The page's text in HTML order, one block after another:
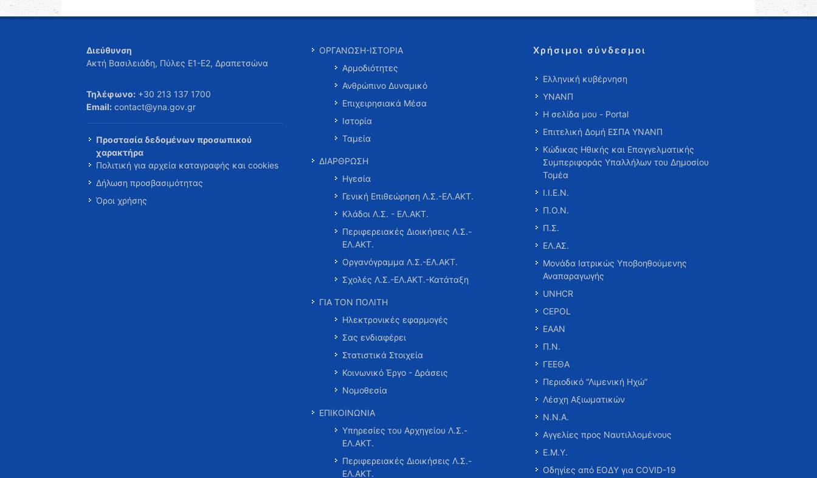
Διεύθυνση
Ακτή Βασιλειάδη, Πύλες Ε1-Ε2, Δραπετσώνα
Τηλέφωνο: +30 213 137 1700
Email: contact@yna.gov.gr
Προστασία δεδομένων προσωπικού
χαρακτήρα
Πολιτική για αρχεία καταγραφής και cookies
Δήλωση προσβασιμότητας
Όροι χρήσης
ΟΡΓΑΝΩΣΗ-ΙΣΤΟΡΙΑ
Αρμοδιότητες
Ανθρώπινο Δυναμικό
Επιχειρησιακά Μέσα
Ιστορία
Ταμεία
ΔΙΑΡΘΡΩΣΗ
Ηγεσία
Γενική Επιθεώρηση Λ.Σ.-ΕΛ.ΑΚΤ.
Κλάδοι Λ.Σ. - ΕΛ.ΑΚΤ.
Περιφερειακές Διοικήσεις Λ.Σ.-
ΕΛ.ΑΚΤ.
Οργανόγραμμα Λ.Σ.-ΕΛ.ΑΚΤ.
Σχολές Λ.Σ.-ΕΛ.ΑΚΤ.-Κατάταξη
ΓΙΑ ΤΟΝ ΠΟΛΙΤΗ
Ηλεκτρονικές εφαρμογές
Σας ενδιαφέρει
Στατιστικά Στοιχεία
Κοινωνικό Έργο - Δράσεις
Νομοθεσία
ΕΠΙΚΟΙΝΩΝΙΑ
Υπηρεσίες του Αρχηγείου Λ.Σ.-
ΕΛ.ΑΚΤ.
Περιφερειακές Διοικήσεις Λ.Σ.-
ΕΛ.ΑΚΤ.
Χρήσιμοι σύνδεσμοι
Ελληνική κυβέρνηση
ΥΝΑΝΠ
Η σελίδα μου - Portal
Επιτελική Δομή ΕΣΠΑ ΥΝΑΝΠ
Κώδικας Ηθικής και Επαγγελματικής
Συμπεριφοράς Υπαλλήλων του Δημοσίου
Τομέα
Ι.Ι.Ε.Ν.
Π.Ο.Ν.
Π.Σ.
ΕΛ.ΑΣ.
Μονάδα Ιατρικώς Υποβοηθούμενης
Αναπαραγωγής
UNHCR
CEPOL
ΕΑΑΝ
Π.Ν.
ΓΕΕΘΑ
Περιοδικό “Λιμενική Ηχώ”
Λέσχη Αξιωματικών
Ν.Ν.Α.
Αγγελίες προς Ναυτιλλομένους
Ε.Μ.Υ.
Οδηγίες από ΕΟΔΥ για COVID-19